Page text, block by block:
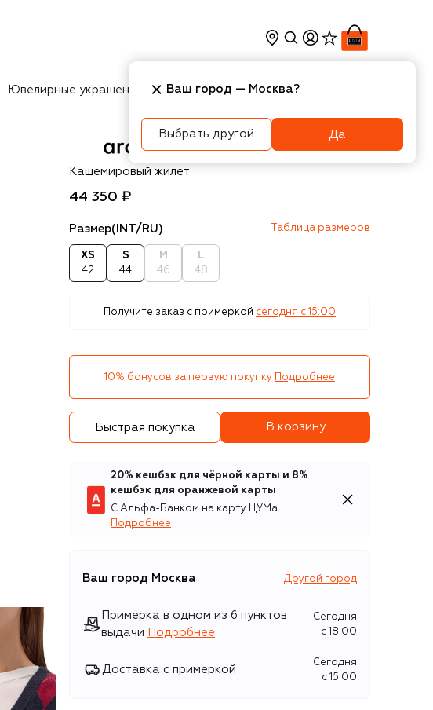
Ювелирные украшения Косметика Интерьер
arch4
Кашемировый жилет
44 350 ₽
Размер(INT/RU) Таблица размеров
XS
42
S
44
M
46
L
48
Получите заказ с примеркой сегодня c 15:00
10% бонусов за первую покупку Подробнее
Быстрая покупка В корзину
20% кешбэк для чёрной карты и 8%
кешбэк для оранжевой карты
С Альфа-Банком на карту ЦУМа
Подробнее
Ваш город Москва Другой город
Примерка в одном из 6 пунктов
выдачи
Подробнее
Сегодня
c 18:00
Доставка с примеркой
Сегодня
c 15:00
Ваш город — Москва?
Выбрать другой Да